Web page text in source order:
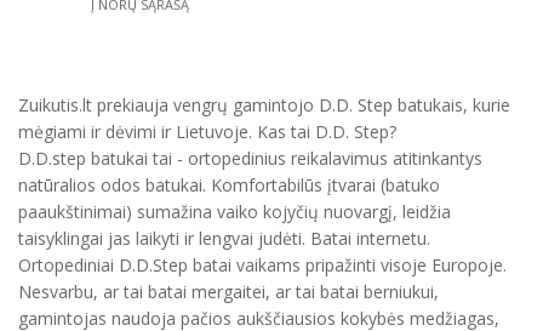
Į NORŲ SĄRAŠĄ
Zuikutis.lt prekiauja vengrų gamintojo D.D. Step batukais, kurie
mėgiami ir dėvimi ir Lietuvoje. Kas tai D.D. Step?
D.D.step batukai tai - ortopedinius reikalavimus atitinkantys
natūralios odos batukai. Komfortabilūs įtvarai (batuko
paaukštinimai) sumažina vaiko kojyčių nuovargį, leidžia
taisyklingai jas laikyti ir lengvai judėti. Batai internetu.
Ortopediniai D.D.Step batai vaikams pripažinti visoje Europoje.
Nesvarbu, ar tai batai mergaitei, ar tai batai berniukui,
gamintojas naudoja pačios aukščiausios kokybės medžiagas,